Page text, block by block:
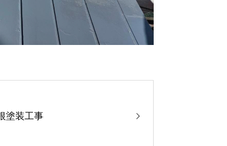
塗装工事